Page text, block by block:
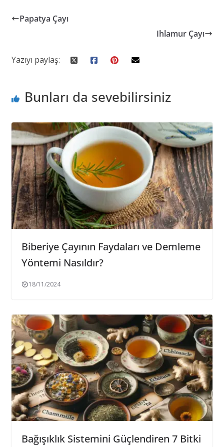
Papatya Çayı
Ihlamur Çayı
Yazıyı paylaş:
Bunları da sevebilirsiniz
Biberiye Çayının Faydaları ve Demleme
Yöntemi Nasıldır?
18/11/2024
Bağışıklık Sistemini Güçlendiren 7 Bitki